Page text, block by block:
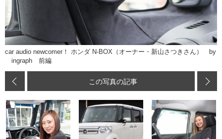
car audio newcomer！ ホンダ N-BOX（オーナー・新山さつきさん） by
ingraph 前編
この写真の記事